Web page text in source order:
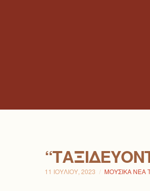
11 ΙΟΥΛΊΟΥ, 2023 ΜΟΥΣΙΚΆ ΝΈΑ